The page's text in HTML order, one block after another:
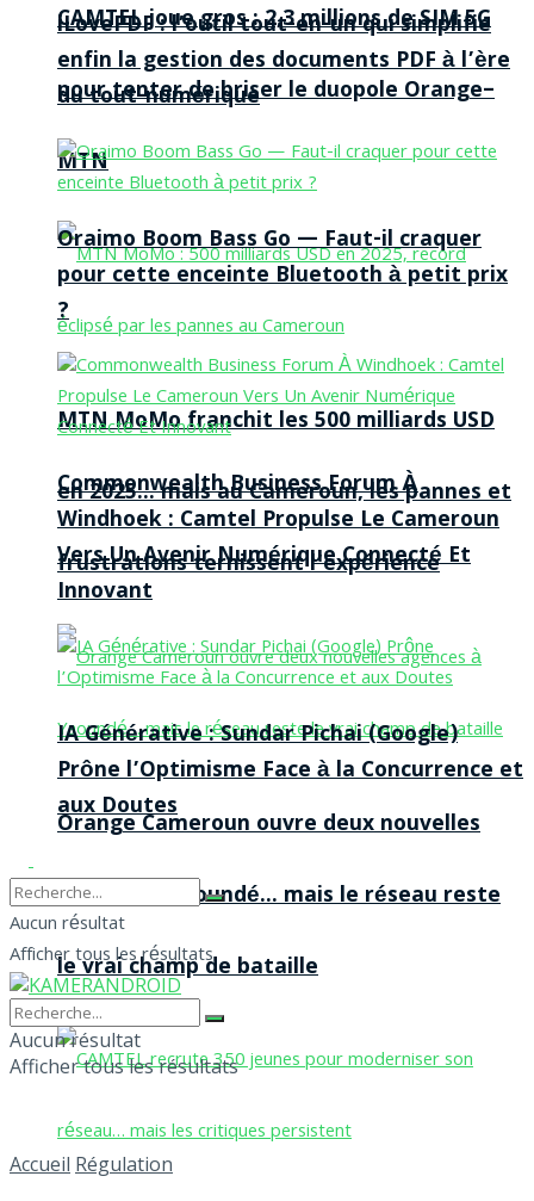
CAMTEL joue gros : 2,3 millions de SIM 5G
pour tenter de briser le duopole Orange–
MTN
MTN MoMo franchit les 500 milliards USD
en 2025… mais au Cameroun, les pannes et
frustrations ternissent l’expérience
Orange Cameroun ouvre deux nouvelles
agences à Yaoundé… mais le réseau reste
le vrai champ de bataille
iLovePDF : l’outil tout-en-un qui simplifie
enfin la gestion des documents PDF à l’ère
du tout-numérique
Oraimo Boom Bass Go — Faut-il craquer
pour cette enceinte Bluetooth à petit prix
?
Commonwealth Business Forum À
Windhoek : Camtel Propulse Le Cameroun
Vers Un Avenir Numérique Connecté Et
Innovant
IA Générative : Sundar Pichai (Google)
Prône l’Optimisme Face à la Concurrence et
aux Doutes
Aucun résultat
Afficher tous les résultats
Aucun résultat
Afficher tous les résultats
Accueil Régulation